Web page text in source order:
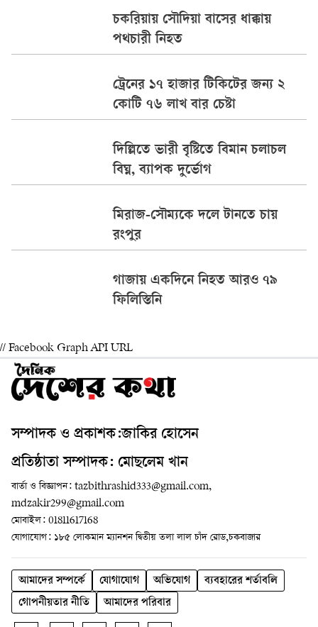
চকরিয়ায় সৌদিয়া বাসের ধাক্কায়
পথচারী নিহত
ট্রেনের ১৭ হাজার টিকিটের জন্য ২
কোটি ৭৬ লাখ বার চেষ্টা
দিল্লিতে ভারী বৃষ্টিতে বিমান চলাচল
বিঘ্ন, ব্যাপক দুর্ভোগ
মিরাজ-সৌম্যকে দলে টানতে চায়
রংপুর
গাজায় একদিনে নিহত আরও ৭৯
ফিলিস্তিনি
// Facebook Graph API URL
সম্পাদক ও প্রকাশক:জাকির হোসেন
প্রতিষ্ঠাতা সম্পাদক: মোছলেম খান
বার্তা ও বিজ্ঞাপন: tazbithrashid333@gmail.com,
mdzakir299@gmail.com
মোবাইল: 01811617168
যোগাযোগ: ১৮৫ লোকমান ম্যানশন দ্বিতীয় তলা লাল চাঁদ রোড,চকবাজার
আমাদের সম্পর্কে যোগাযোগ অভিযোগ
ব্যবহারের শর্তাবলি
গোপনীয়তার নীতি
আমাদের পরিবার